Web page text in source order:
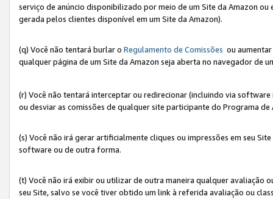
serviço de anúncio disponibilizado por meio de um Site da Amazon
gerada pelos clientes disponível em um Site da Amazon).
(q) Você não tentará burlar o Regulamento de Comissões ou
qualquer página de um Site da Amazon seja aberta no navegador de
(r) Você não tentará interceptar ou redirecionar (incluindo via
ou desviar as comissões de qualquer site participante do Programa de
(s) Você não irá gerar artificialmente cliques ou impressões em seu
software ou de outra forma.
(t) Você não irá exibir ou utilizar de outra maneira qualquer avaliação
seu Site, salvo se você tiver obtido um link à referida avaliação ou